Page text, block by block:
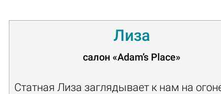
Лиза
салон «Adam’s Place»
Статная Лиза заглядывает к нам на